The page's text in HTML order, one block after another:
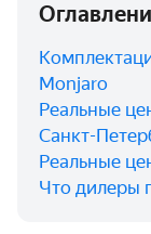
Monjaro
Реальные
Санкт-
Реальные
Что дилеры